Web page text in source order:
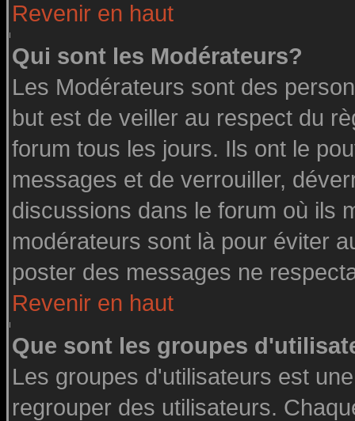
Revenir en haut
Qui sont les Modérateurs?
Les Modérateurs sont des
but est de veiller au respect du
forum tous les jours. Ils ont le
messages et de verrouiller,
discussions dans le forum où ils
modérateurs sont là pour éviter
poster des messages ne
Revenir en haut
Que sont les groupes
Les groupes d'utilisateurs est
regrouper des utilisateurs.